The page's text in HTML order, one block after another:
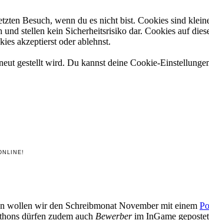
Besuch, wenn du es nicht bist. Cookies sind
stellen kein Sicherheitsrisiko dar. Cookies auf
akzeptierst oder ablehnst.
gestellt wird. Du kannst deine Cookie-
wollen wir den Schreibmonat November mit einem
dürfen zudem auch Bewerberim InGame